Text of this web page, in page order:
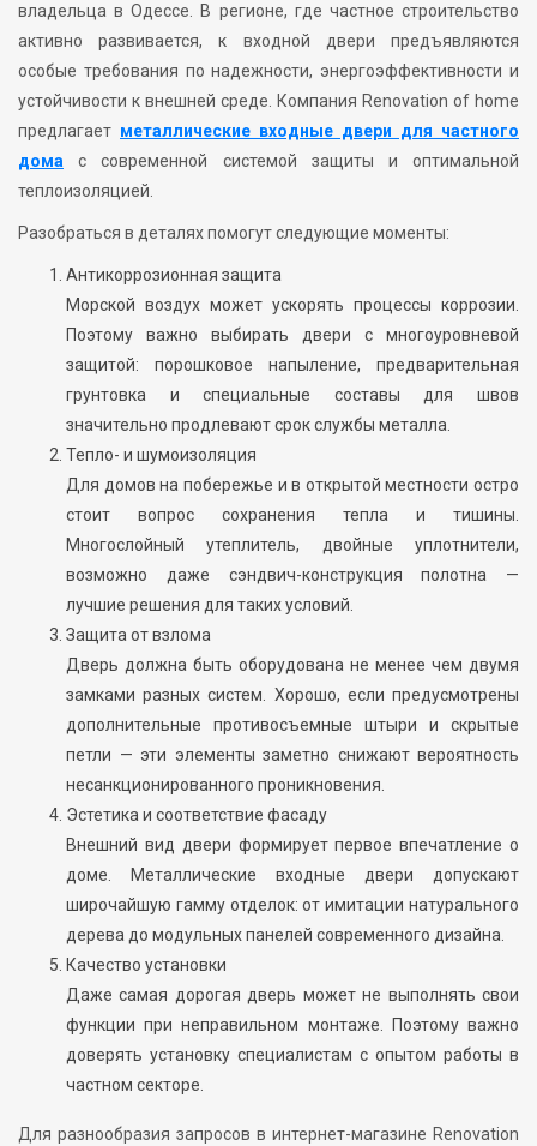
владельца в Одессе. В регионе, где частное строительство
активно развивается, к входной двери предъявляются
особые требования по надежности, энергоэффективности и
устойчивости к внешней среде. Компания Renovation of home
предлагает металлические входные двери для частного
дома с современной системой защиты и оптимальной
теплоизоляцией.
Разобраться в деталях помогут следующие моменты:
Антикоррозионная защита
Морской воздух может ускорять процессы коррозии.
Поэтому важно выбирать двери с многоуровневой
защитой: порошковое напыление, предварительная
грунтовка и специальные составы для швов
значительно продлевают срок службы металла.
Тепло- и шумоизоляция
Для домов на побережье и в открытой местности остро
стоит вопрос сохранения тепла и тишины.
Многослойный утеплитель, двойные уплотнители,
возможно даже сэндвич-конструкция полотна —
лучшие решения для таких условий.
Защита от взлома
Дверь должна быть оборудована не менее чем двумя
замками разных систем. Хорошо, если предусмотрены
дополнительные противосъемные штыри и скрытые
петли — эти элементы заметно снижают вероятность
несанкционированного проникновения.
Эстетика и соответствие фасаду
Внешний вид двери формирует первое впечатление о
доме. Металлические входные двери допускают
широчайшую гамму отделок: от имитации натурального
дерева до модульных панелей современного дизайна.
Качество установки
Даже самая дорогая дверь может не выполнять свои
функции при неправильном монтаже. Поэтому важно
доверять установку специалистам с опытом работы в
частном секторе.
Для разнообразия запросов в интернет-магазине Renovation